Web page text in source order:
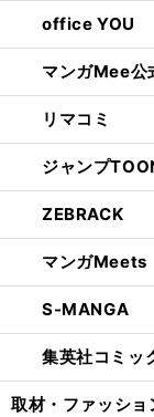
office YOU
マンガMee公
リマコミ
ジャンプ
ZEBRACK
マンガMeets
S-MANGA
集英社コミッ
取材・ファッショ